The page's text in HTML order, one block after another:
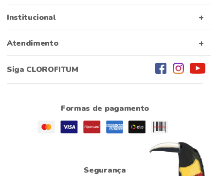
Institucional
Atendimento
Siga CLOROFITUM
Formas de pagamento
Segurança